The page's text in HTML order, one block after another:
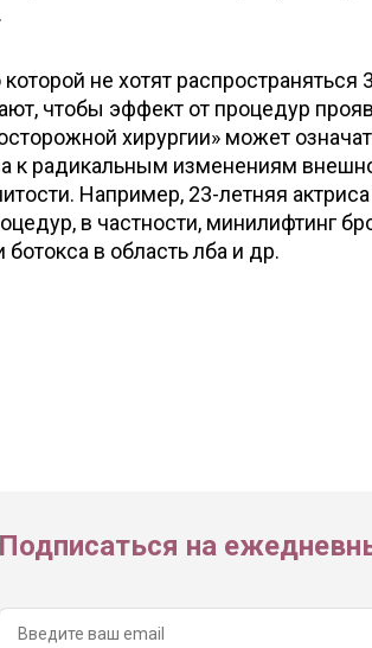
которой не хотят
чтобы эффект от процедур
хирургии» может
к радикальным изменениям
Например, 23-летняя
в частности, минилифтинг
в область лба и др.
Подписаться на